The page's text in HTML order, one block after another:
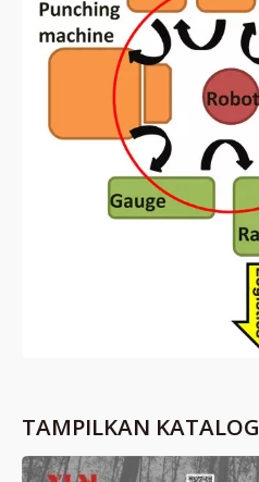
TAMPILKAN KATALOG